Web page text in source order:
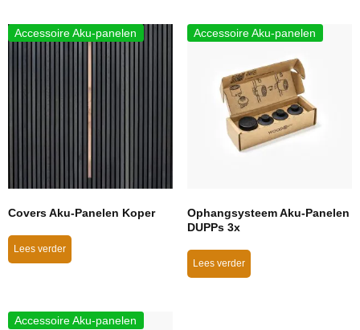
Accessoire Aku-panelen
Covers Aku-Panelen Koper
Lees verder
Accessoire Aku-panelen
Ophangsysteem Aku-Panelen
DUPPs 3x
Lees verder
Accessoire Aku-panelen